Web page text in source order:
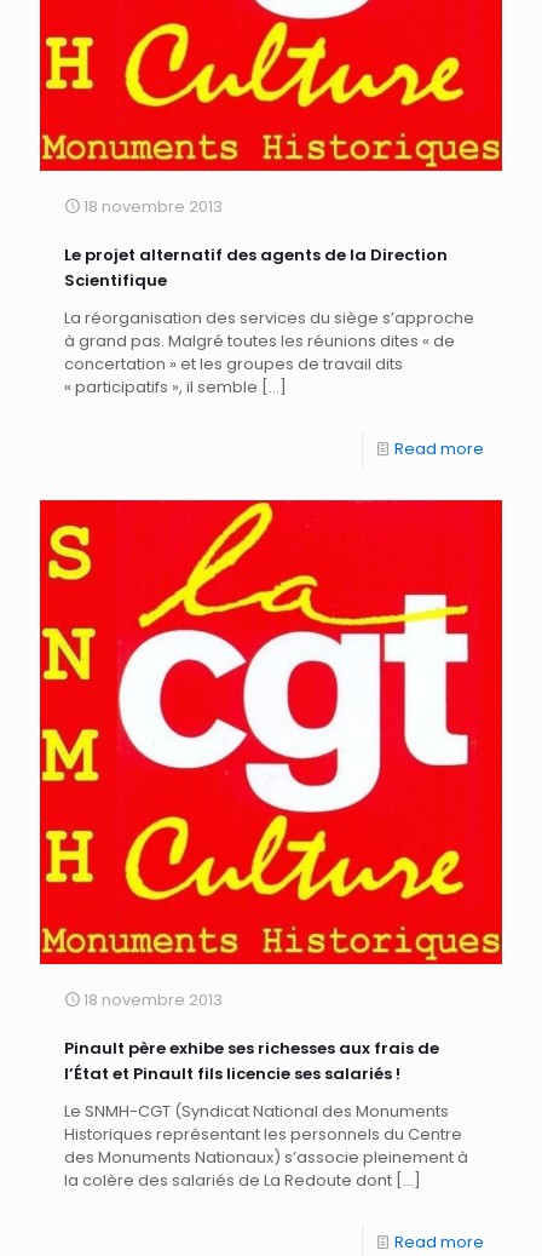
18 novembre 2013
Le projet alternatif des agents de la Direction
Scientifique
La réorganisation des services du siège s’approche
à grand pas. Malgré toutes les réunions dites « de
concertation » et les groupes de travail dits
« participatifs », il semble […]
Read more
18 novembre 2013
Pinault père exhibe ses richesses aux frais de
l’État et Pinault fils licencie ses salariés !
Le SNMH-CGT (Syndicat National des Monuments
Historiques représentant les personnels du Centre
des Monuments Nationaux) s’associe pleinement à
la colère des salariés de La Redoute dont […]
Read more